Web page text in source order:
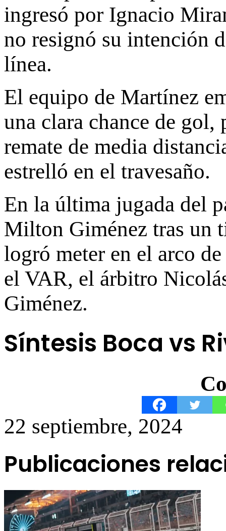
ingresó por Ignacio
no resignó su intención
línea.
El equipo de Martínez
una clara chance de
remate de media
estrelló en el travesaño.
En la última jugada del
Milton Giménez tras un
logró meter en el arco
el VAR, el árbitro
Giménez.
Síntesis Boca vs
22 septiembre, 2024
Publicaciones